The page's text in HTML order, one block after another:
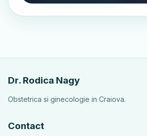
Dr. Rodica Nagy
Obstetrica si ginecologie in Craiova.
Contact